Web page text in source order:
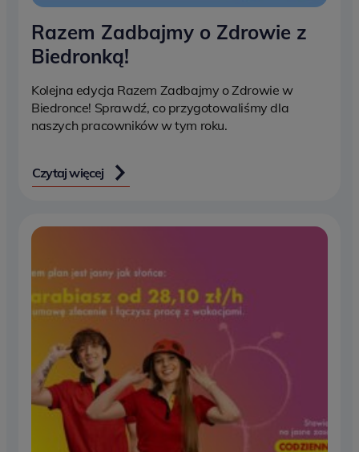
Razem Zadbajmy o Zdrowie z
Biedronką!
Kolejna edycja Razem Zadbajmy o Zdrowie w
Biedronce! Sprawdź, co przygotowaliśmy dla
naszych pracowników w tym roku.
Czytaj więcej